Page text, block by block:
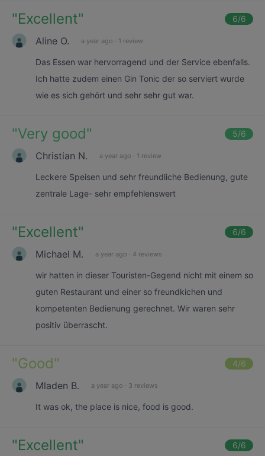
"Excellent" 6/6
Aline O. a year ago · 1 review
Das Essen war hervorragend und der Service ebenfalls.
Ich hatte zudem einen Gin Tonic der so serviert wurde
wie es sich gehört und sehr sehr gut war.
"Very good" 5/6
Christian N. a year ago · 1 review
Leckere Speisen und sehr freundliche Bedienung, gute
zentrale Lage- sehr empfehlenswert
"Excellent" 6/6
Michael M. a year ago · 4 reviews
wir hatten in dieser Touristen-Gegend nicht mit einem so
guten Restaurant und einer so freundkichen und
kompetenten Bedienung gerechnet. Wir waren sehr
positiv überrascht.
"Good" 4/6
Mladen B. a year ago · 3 reviews
It was ok, the place is nice, food is good.
"Excellent" 6/6